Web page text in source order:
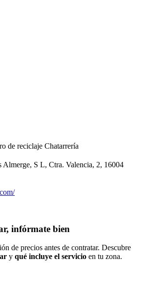
de reciclaje Chatarrería
Almerge, S L, Ctra. Valencia, 2, 16004
infórmate bien
de precios antes de contratar. Descubre
y qué incluye el servicio en tu zona.